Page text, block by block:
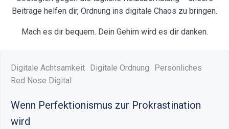
Beiträge helfen dir, Ordnung ins digitale Chaos zu bringen.
Mach es dir bequem. Dein Gehirn wird es dir danken.
Digitale Achtsamkeit Digitale Ordnung
Persönliches
Red Nose Digital
Wenn Perfektionismus zur Prokrastination
wird